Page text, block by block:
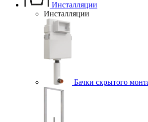
Инсталляции
Инсталляции
Бачки скрытого